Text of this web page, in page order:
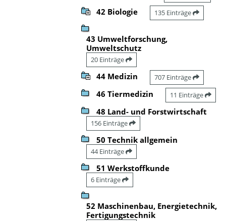
42 Biologie 135 Einträge
43 Umweltforschung,
Umweltschutz
20 Einträge
44 Medizin 707 Einträge
46 Tiermedizin 11 Einträge
48 Land- und Forstwirtschaft
156 Einträge
50 Technik allgemein
44 Einträge
51 Werkstoffkunde
6 Einträge
52 Maschinenbau, Energietechnik,
Fertigungstechnik